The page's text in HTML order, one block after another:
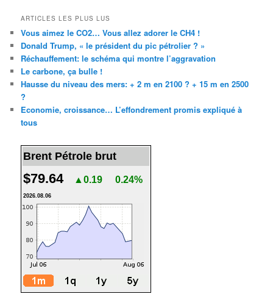
ARTICLES LES PLUS LUS
Vous aimez le CO2… Vous allez adorer le CH4 !
Donald Trump, « le président du pic pétrolier ? »
Réchauffement: le schéma qui montre l’aggravation
Le carbone, ça bulle !
Hausse du niveau des mers: + 2 m en 2100 ? + 15 m en 2500
?
Economie, croissance… L’effondrement promis expliqué à
tous
Brent Pétrole brut
$79.64 ▲0.19 0.24%
2026.08.06